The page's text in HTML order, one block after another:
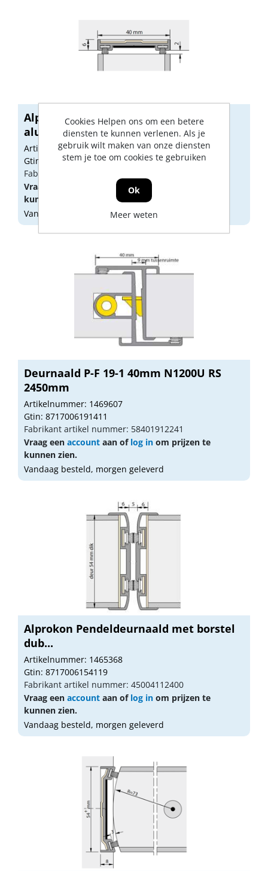
Alprokon Dorpelprofiel brandwerend,
alum...
Artikelnummer: 1465366
Gtin: 8717006153044
Fabrikant artikel nummer: 45003042400
Vraag een
aan oflog in
kunnen zien.
Vandaag besteld, morgen geleverd
Deurnaald P-F 19-1 40mm N1200U RS
2450mm
Artikelnummer: 1469607
Gtin: 8717006191411
Fabrikant artikel nummer: 58401912241
Vraag een account aan of log in om prijzen te
kunnen zien.
Vandaag besteld, morgen geleverd
Alprokon Pendeldeurnaald met borstel
dub...
Artikelnummer: 1465368
Gtin: 8717006154119
Fabrikant artikel nummer: 45004112400
Vraag een account aan of log in om prijzen te
kunnen zien.
Vandaag besteld, morgen geleverd
Cookies Helpen ons om een betere
diensten te kunnen verlenen. Als je
gebruik wilt maken van onze diensten
stem je toe om cookies te gebruiken
Ok
Meer weten